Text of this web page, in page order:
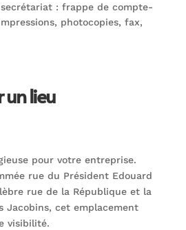
: frappe de compte-
photocopies, fax,
un lieu
pour votre entreprise.
rue du Président Edouard
rue de la République et la
Jacobins, cet emplacement
visibilité.